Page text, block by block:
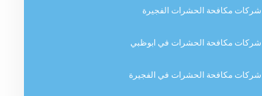
شركات مكافحة الحشرات الفجيرة
شركات مكافحة الحشرات في ابوظبي
شركات مكافحة الحشرات في الفجيرة